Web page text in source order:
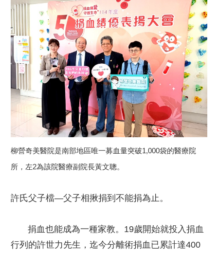
柳營奇美醫院是南部地區唯一募血量突破1,000袋的醫療院
所，左2為該院醫療副院長黃文聰。
許氏父子檔—父子相揪捐到不能捐為止。
捐血也能成為一種家教。19歲開始就投入捐血
行列的許世力先生，迄今分離術捐血已累計達400